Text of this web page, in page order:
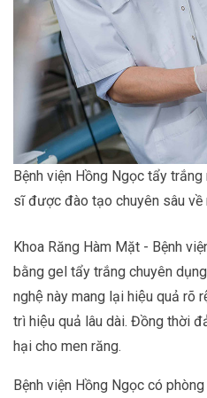
Bệnh viện Hồng Ngọc tẩy
sĩ được đào tạo chuyên sâu về
Khoa Răng Hàm Mặt - Bệnh
bằng gel tẩy trắng chuyên
nghệ này mang lại hiệu quả rõ
trì hiệu quả lâu dài. Đồng thời
hại cho men răng.
Bệnh viện Hồng Ngọc có